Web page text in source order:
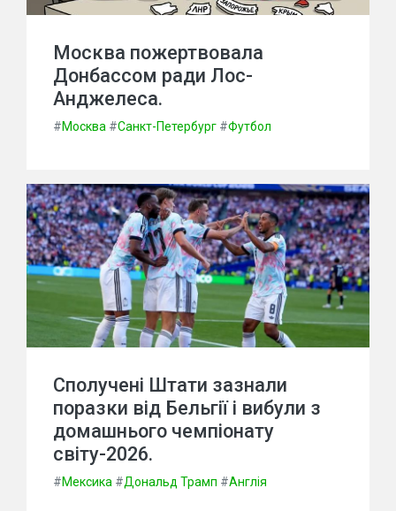
Москва пожертвовала
Донбассом ради Лос-
Анджелеса.
#Москва #Санкт-Петербург #Футбол
Сполучені Штати зазнали
поразки від Бельгії і вибули з
домашнього чемпіонату
світу-2026.
#Мексика #Дональд Трамп #Англія